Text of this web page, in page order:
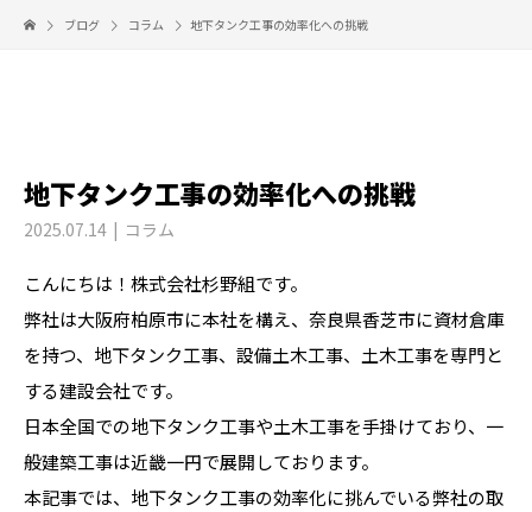
ブログ コラム 地下タンク工事の効率化への挑戦
地下タンク工事の効率化への挑戦
2025.07.14 コラム
こんにちは！株式会社杉野組です。
弊社は大阪府柏原市に本社を構え、奈良県香芝市に資材倉庫
を持つ、地下タンク工事、設備土木工事、土木工事を専門と
する建設会社です。
日本全国での地下タンク工事や土木工事を手掛けており、一
般建築工事は近畿一円で展開しております。
本記事では、地下タンク工事の効率化に挑んでいる弊社の取